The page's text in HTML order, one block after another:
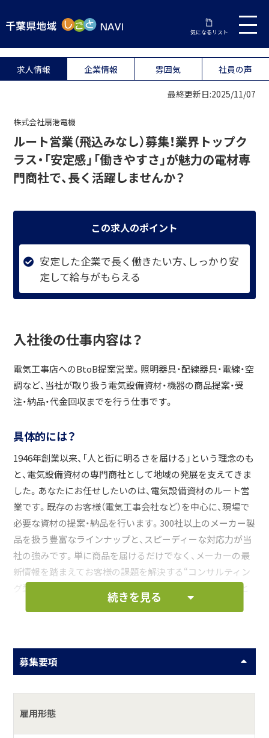
気になるリスト
求人情報 企業情報 雰囲気 社員の声
最終更新日:2025/11/07
株式会社扇港電機
ルート営業（飛込みなし）募集！業界トップク
ラス・「安定感」「働きやすさ」が魅力の電材専
門商社で、長く活躍しませんか？
この求人のポイント
安定した企業で長く働きたい方、しっかり安
定して給与がもらえる
入社後の仕事内容は？
電気工事店へのBtoB提案営業。照明器具・配線器具・電線・空
調など、当社が取り扱う電気設備資材・機器の商品提案・受
注・納品・代金回収までを行う仕事です。
具体的には？
1946年創業以来、「人と街に明るさを届ける」という理念のも
と、電気設備資材の専門商社として地域の発展を支えてきま
した。あなたにお任せしたいのは、電気設備資材のルート営
業です。既存のお客様（電気工事会社など）を中心に、現場で
必要な資材の提案・納品を行います。300社以上のメーカー製
品を扱う豊富なラインナップと、スピーディーな対応力が当
社の強みです。単に商品を届けるだけでなく、メーカーの最
新情報を踏まえてお客様の課題を解決する“コンサルティン
グ型営業”として活躍していただけます。経験よりも人柄と
誠実さを重視しており、先輩社員が丁寧にサポートします。
お仕事の一例として、以下のような業務を想定し
続きを見る
募集要項
雇用形態